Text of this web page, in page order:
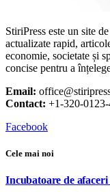
StiriPress este un site
actualizate rapid,
economie, societate și
concise pentru a
Email:
Contact: +1-320-0123-
Facebook
Cele mai noi
Incubatoare de